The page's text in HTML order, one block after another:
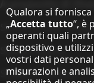
A proposito di
Sharp Europe
Sharp Printers
Sharp IT Services
Qualora si
„Accetta tutto“, è
operanti quali
dispositivo e
vostri dati
misurazioni e